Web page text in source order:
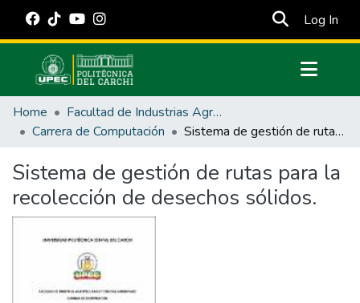
Log In
Communities & Collections
All of DSpace
Estadísticas Externas
Manuales
Home
Facultad de Industrias Agropecuarias y Ciencias Ambientales
Carrera de Computación
Sistema de gestión de rutas para la recolección de desechos sólidos.
Sistema de gestión de rutas para la
recolección de desechos sólidos.